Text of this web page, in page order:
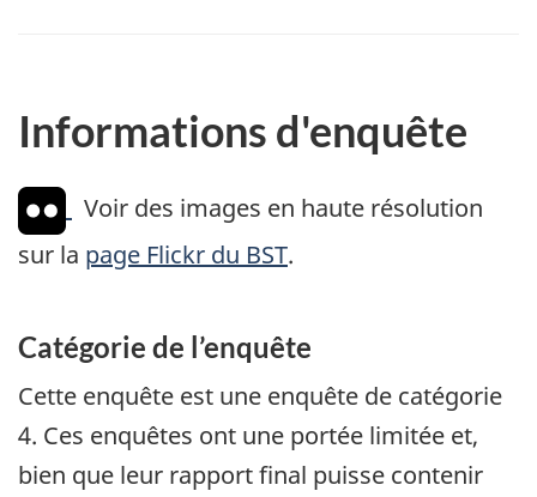
Informations d'enquête
Voir des images en haute résolution
sur la page Flickr du BST.
Catégorie de l’enquête
Cette enquête est une enquête de catégorie
4. Ces enquêtes ont une portée limitée et,
bien que leur rapport final puisse contenir